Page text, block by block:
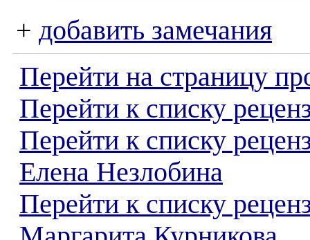
+ добавить замечания
Перейти на страницу
Перейти к списку
Перейти к списку
Елена Незлобина
Перейти к списку